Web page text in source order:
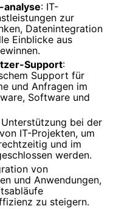
analyse: IT-
zur
Datenintegration
Einblicke aus
Support:
Support für
und Anfragen im
Software und
Unterstützung bei der
IT-Projekten, um
und im
werden.
von
und Anwendungen,
zu steigern.